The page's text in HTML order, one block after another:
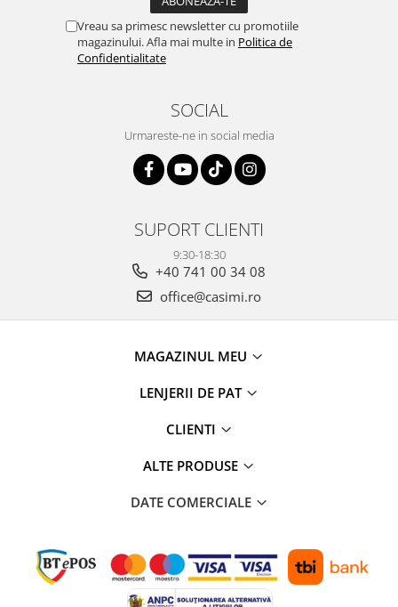
Vreau sa primesc newsletter cu promotiile
magazinului. Afla mai multe in Politica de
Confidentialitate
SOCIAL
Urmareste-ne in social media
SUPORT CLIENTI
9:30-18:30
+40 741 00 34 08
office@casimi.ro
MAGAZINUL MEU
LENJERII DE PAT
CLIENTI
ALTE PRODUSE
DATE COMERCIALE